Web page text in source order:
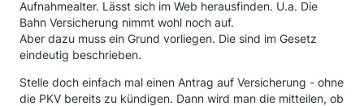
Aufnahmealter. Lässt sich im Web herausfinden. U.a. Die
Bahn Versicherung nimmt wohl noch auf.
Aber dazu muss ein Grund vorliegen. Die sind im Gesetz
eindeutig beschrieben.
Stelle doch einfach mal einen Antrag auf Versicherung - ohne
die PKV bereits zu kündigen. Dann wird man die mitteilen, ob